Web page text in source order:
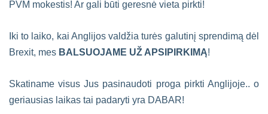
PVM mokestis! Ar gali būti geresnė vieta pirkti!
Iki to laiko, kai Anglijos valdžia turės galutinį sprendimą dėl
Brexit, mes BALSUOJAME UŽ APSIPIRKIMĄ!
Skatiname visus Jus pasinaudoti proga pirkti Anglijoje.. o
geriausias laikas tai padaryti yra DABAR!